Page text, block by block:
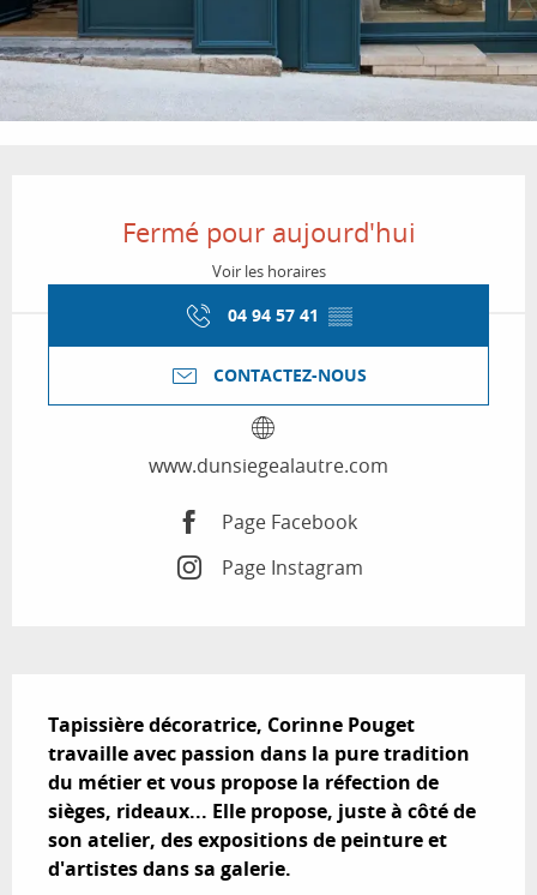
Fermé pour aujourd'hui
Voir les horaires
04 94 57 41 ▒▒
CONTACTEZ-NOUS
www.dunsiegealautre.com
Page Facebook
Page Instagram
Tapissière décoratrice, Corinne Pouget
travaille avec passion dans la pure tradition
du métier et vous propose la réfection de
sièges, rideaux... Elle propose, juste à côté de
son atelier, des expositions de peinture et
d'artistes dans sa galerie.